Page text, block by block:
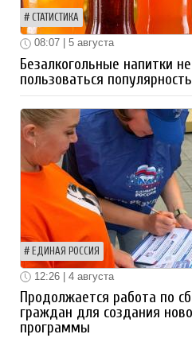
СТАТИСТИКА
08:07 | 5 августа
Безалкогольные напитки
пользоваться
ЕДИНАЯ РОССИЯ
12:26 | 4 августа
Продолжается работа по
граждан для создания
программы